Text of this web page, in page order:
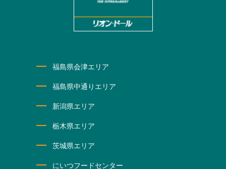
福島県会津エリア
福島県中通りエリア
新潟県エリア
栃木県エリア
茨城県エリア
にいつフードセンター